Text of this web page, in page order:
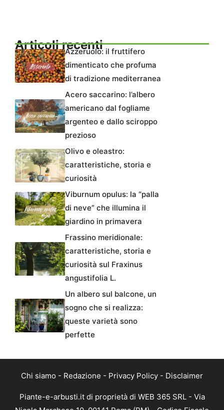
Articoli recentiAzzeruolo: il fruttifero
dimenticato che profuma
di tradizione mediterranea
Acero saccarino: l’albero
americano dal fogliame
argenteo e dallo sciroppo
prezioso
Olivo e oleastro:
caratteristiche, storia e
curiosità
Viburnum opulus: la “palla
di neve” che illumina il
giardino in primavera
Frassino meridionale:
caratteristiche, storia e
curiosità sul Fraxinus
angustifolia L.
Un albero sul balcone, un
sogno che si realizza:
queste varietà sono
perfette
Chi siamo - Redazione - Privacy Policy - Disclaimer
Piante-e-arbusti.it di proprietà di WEB 365 SRL - Via